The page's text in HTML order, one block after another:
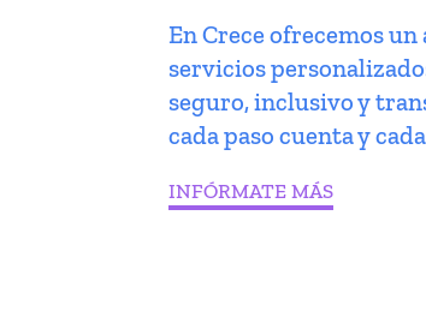
En Crece ofrecemos
servicios
seguro, inclusivo y
cada paso cuenta y
INFÓRMATE MÁS